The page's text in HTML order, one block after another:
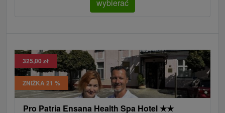
wybierać
325,00 zł
ZNIŻKA 21 %
Pro Patria Ensana Health Spa Hotel ★★